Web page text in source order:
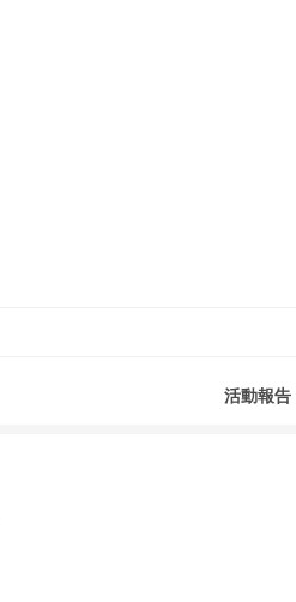
活動報告